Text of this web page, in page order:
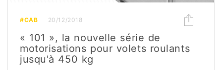
#CAB 20/12/2018
« 101 », la nouvelle série de
motorisations pour volets roulants
jusqu'à 450 kg